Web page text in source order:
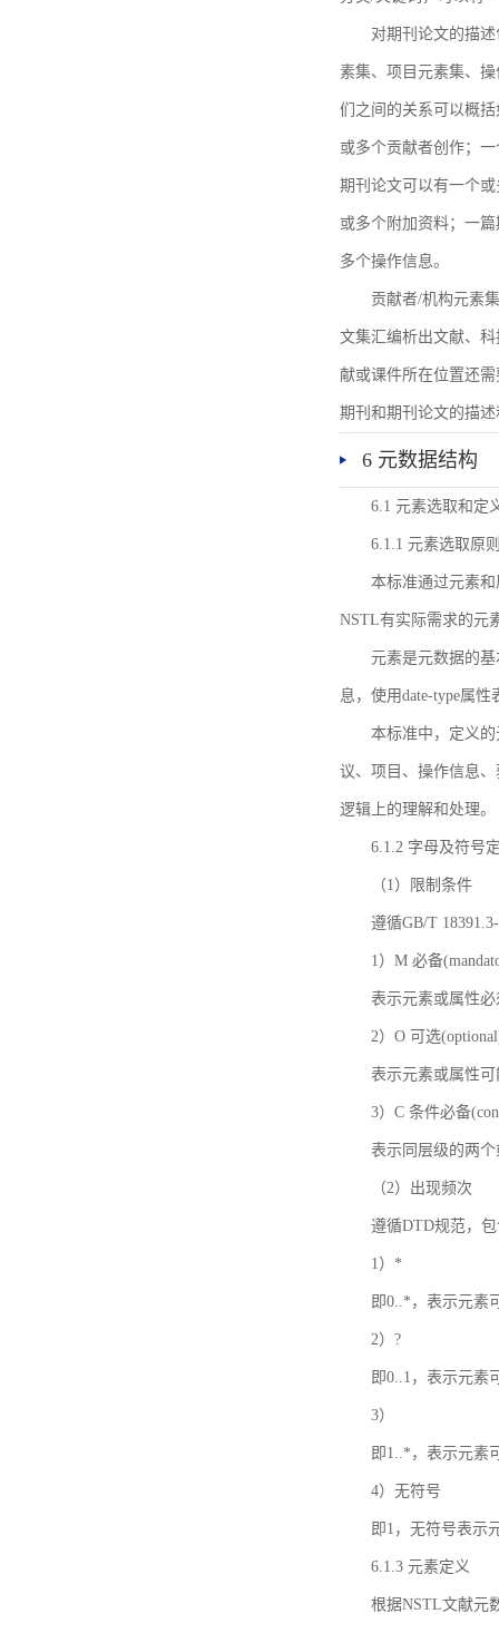
对期刊论文的描
素集、项目元素集、
们之间的关系可以概
或多个贡献者创作；
期刊论文可以有一个
或多个附加资料；一
多个操作信息。
贡献者/机构元素
文集汇编析出文献、
献或课件所在位置还
期刊和期刊论文的描
6 元数据结构
6.1 元素选取和定
6.1.1 元素选取原
本标准通过元素
NSTL有实际需求的元
元素是元数据的
息，使用date-type属
本标准中，定义
议、项目、操作信息
逻辑上的理解和处理。
6.1.2 字母及符号
（1）限制条件
遵循GB/T
1）M 必备
表示元素或属性
2）O 可选
表示元素或属性
3）C 条件必备
表示同层级的两
（2）出现频次
遵循DTD规范，
1）*
即0..*，表示元素
2）?
即0..1，表示元素
3）
即1..*，表示元素
4）无符号
即1，无符号表示
6.1.3 元素定义
根据NSTL文献元